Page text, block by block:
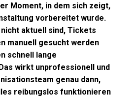
Moment, in dem sich zeigt,
vorbereitet wurde.
aktuell sind, Tickets
manuell gesucht werden
schnell lange
wirkt unprofessionell und
genau dann,
reibungslos funktionieren